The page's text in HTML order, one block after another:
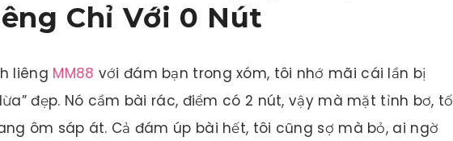
Chỉ Với 0 Nút
liêng MM88 với đám bạn trong xóm, tôi nhớ mãi cái lần bị
đẹp. Nó cầm bài rác, điểm có 2 nút, vậy mà mặt tỉnh bơ, tố
ôm sáp át. Cả đám úp bài hết, tôi cũng sợ mà bỏ, ai ngờ